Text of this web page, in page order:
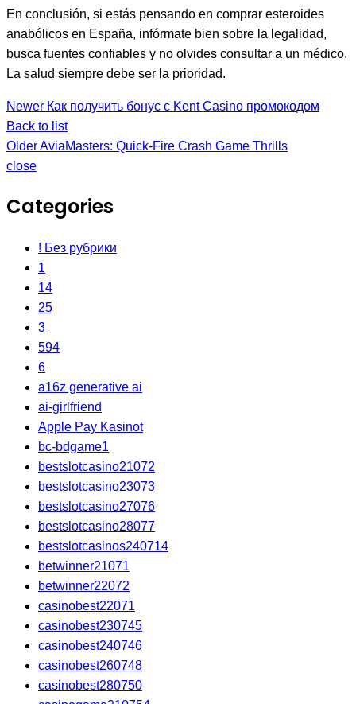
En conclusión, si estás pensando en comprar esteroides
anabólicos en España, infórmate bien sobre la legalidad,
busca fuentes confiables y no olvides consultar a un médico.
La salud siempre debe ser la prioridad.
Newer Как получить бонус с Kent Casino промокодом
Back to list
OlderAviaMasters: Quick‑Fire Crash Game Thrills
close
Categories
! Без рубрики
1
14
25
3
594
6
a16z generative ai
ai-girlfriend
Apple Pay Kasinot
bc-bdgame1
bestslotcasino21072
bestslotcasino23073
bestslotcasino27076
bestslotcasino28077
bestslotcasinos240714
betwinner21071
betwinner22072
casinobest22071
casinobest230745
casinobest240746
casinobest260748
casinobest280750